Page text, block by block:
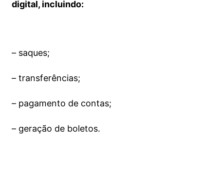
digital, incluindo:
– saques;
– transferências;
– pagamento de contas;
– geração de boletos.